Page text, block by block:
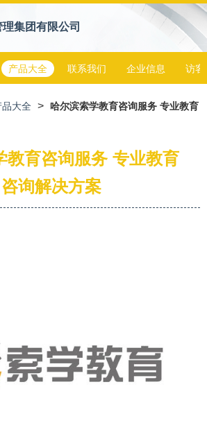
集团有限公司
产品大全 联系我们 企业信息 访客
品大全 > 哈尔滨索学教育咨询服务 专业教育
教育咨询服务 专业教育
咨询解决方案